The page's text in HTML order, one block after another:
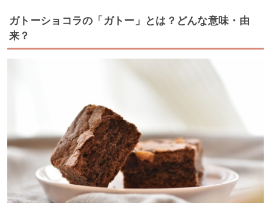
ガトーショコラの「ガトー」とは？どんな意味・由
来？